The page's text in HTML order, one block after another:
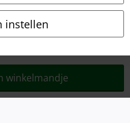
instellen
winkelmandje